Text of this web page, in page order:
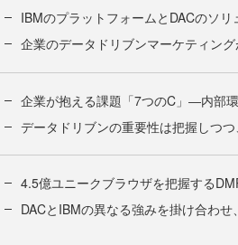
IBMのプラットフォームとDACのソ
企業のデータドリブンマーケティン
企業が抱える課題「7つのC」―内部
データドリブンの重要性は把握しつ
4.5億ユニークブラウザを把握する
DACとIBMの異なる強みを掛け合わ